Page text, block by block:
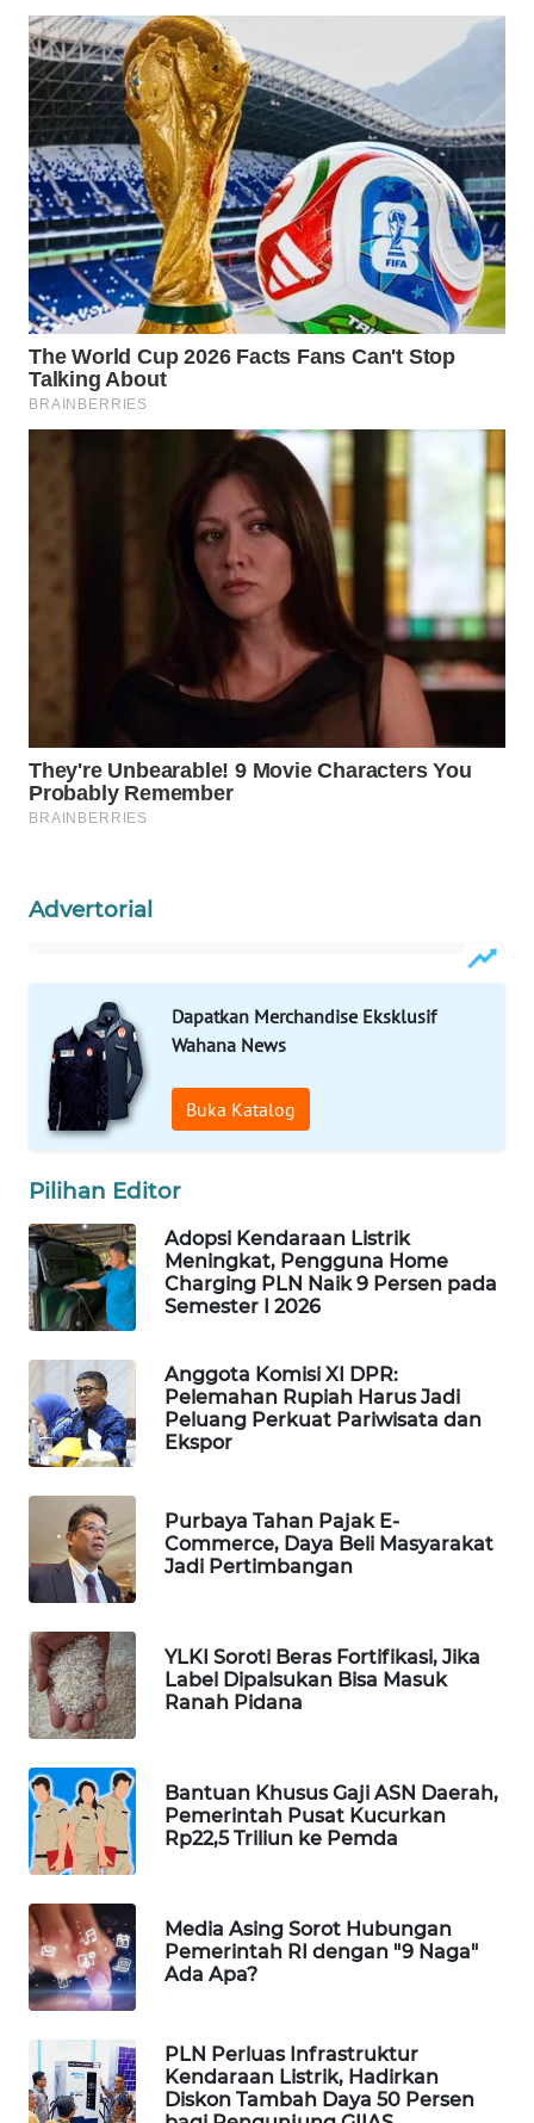
Advertorial
Dapatkan Merchandise Eksklusif
Wahana News
Buka Katalog
Pilihan Editor
Adopsi Kendaraan Listrik
Meningkat, Pengguna Home
Charging PLN Naik 9 Persen pada
Semester I 2026
Anggota Komisi XI DPR:
Pelemahan Rupiah Harus Jadi
Peluang Perkuat Pariwisata dan
Ekspor
Purbaya Tahan Pajak E-
Commerce, Daya Beli Masyarakat
Jadi Pertimbangan
YLKI Soroti Beras Fortifikasi, Jika
Label Dipalsukan Bisa Masuk
Ranah Pidana
Bantuan Khusus Gaji ASN Daerah,
Pemerintah Pusat Kucurkan
Rp22,5 Triliun ke Pemda
Media Asing Sorot Hubungan
Pemerintah RI dengan "9 Naga"
Ada Apa?
PLN Perluas Infrastruktur
Kendaraan Listrik, Hadirkan
Diskon Tambah Daya 50 Persen
Wahana
Media
Group
WAHANA
NEWS
WAHANA
TANI
WAHANA
ADVOKAT
WAHANA
INFRASTRUKTUR
WAHANA
WAHANA
WAHANANEWS
WAHANANEWS
NET
WAHANA
SPORT
UMKM
WAHANA
SELEB
PERSONA
WAHANA
OTOMOTIF
WAHANA
HEALTH
DESA
WISATA
LAPAK
Wahana
Network
KONSUMEN
LISTRIK
MASYARAKAT
KELISTRIKAN
WALINKI
ID